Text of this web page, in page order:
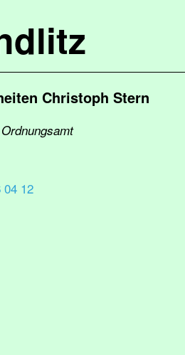
Christoph Stern
04 12